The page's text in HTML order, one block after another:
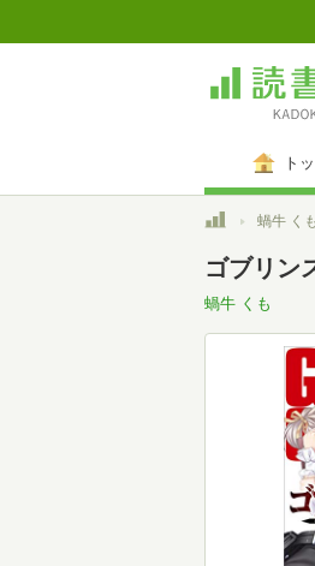
ト
トップ蝸牛 くも
ゴブリン
蝸牛 くも